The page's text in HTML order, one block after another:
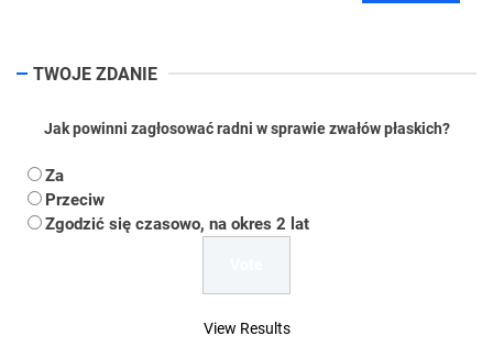
TWOJE ZDANIE
Jak powinni zagłosować radni w sprawie zwałów płaskich?
Za
Przeciw
Zgodzić się czasowo, na okres 2 lat
View Results